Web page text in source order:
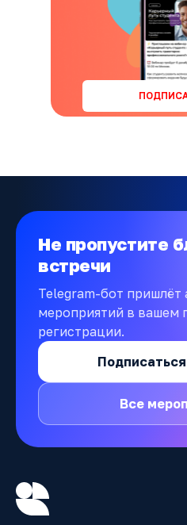
Не пропустите
встречи
Telegram-бот пришлёт
мероприятий в вашем
регистрации.
Все